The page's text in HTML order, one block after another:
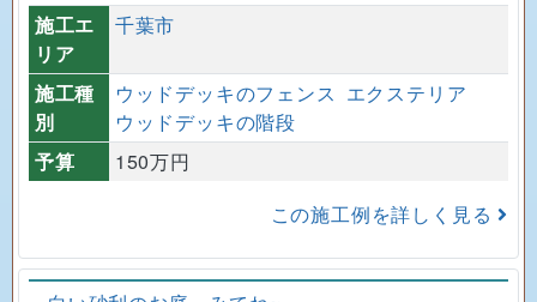
施工エ
リア
千葉市
施工種
別
ウッドデッキのフェンス エクステリア
ウッドデッキの階段
予算
150万円
この施工例を詳しく見る